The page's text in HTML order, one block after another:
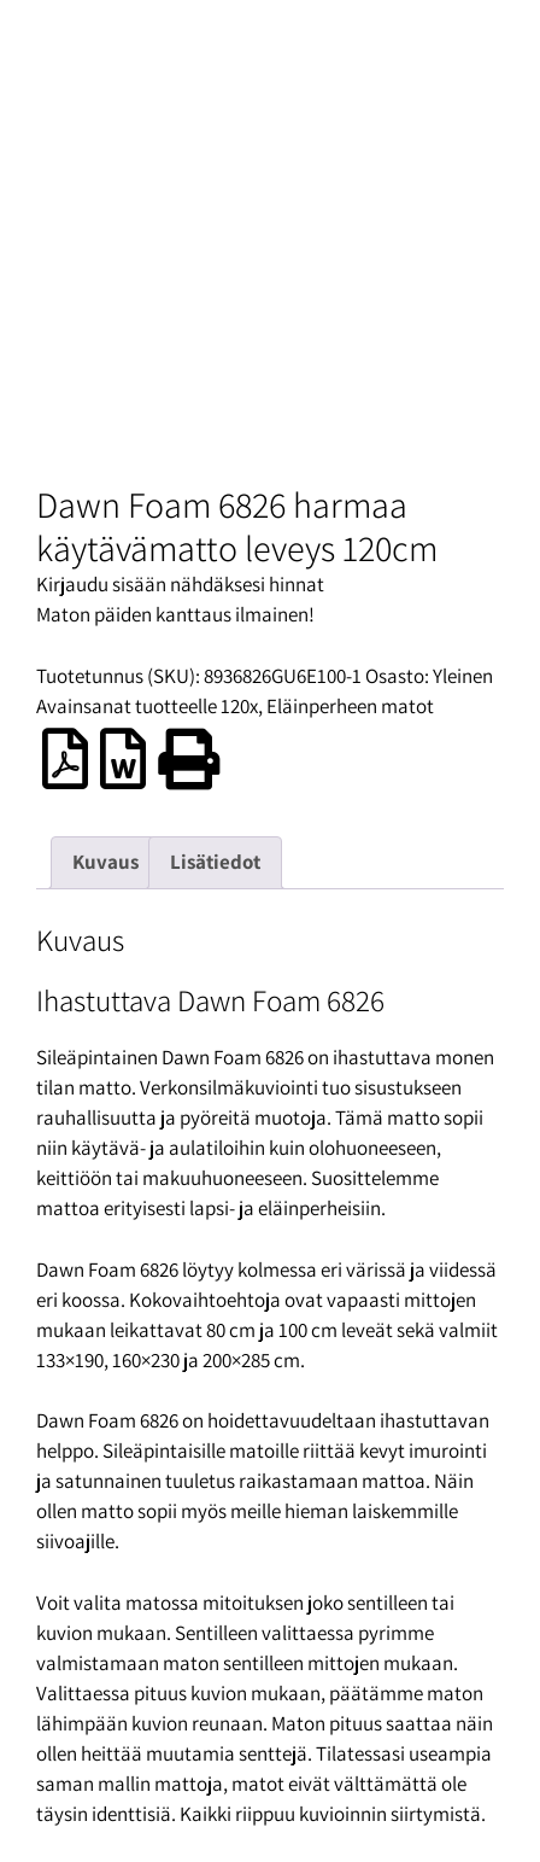
Dawn Foam 6826 harmaa
käytävämatto leveys 120cm
Kirjaudu sisään nähdäksesi hinnat
Maton päiden kanttaus ilmainen!
Tuotetunnus (SKU):8936826GU6E100-1 Osasto:Yleinen
Avainsanat tuotteelle120x,Eläinperheen matot
Kuvaus Lisätiedot
Kuvaus
Ihastuttava Dawn Foam 6826
Sileäpintainen Dawn Foam 6826 on ihastuttava monen
tilan matto. Verkonsilmäkuviointi tuo sisustukseen
rauhallisuutta ja pyöreitä muotoja. Tämä matto sopii
niin käytävä- ja aulatiloihin kuin olohuoneeseen,
keittiöön tai makuuhuoneeseen. Suosittelemme
mattoa erityisesti lapsi- ja eläinperheisiin.
Dawn Foam 6826 löytyy kolmessa eri värissä ja viidessä
eri koossa. Kokovaihtoehtoja ovat vapaasti mittojen
mukaan leikattavat 80 cm ja 100 cm leveät sekä valmiit
133×190, 160×230 ja 200×285 cm.
Dawn Foam 6826 on hoidettavuudeltaan ihastuttavan
helppo. Sileäpintaisille matoille riittää kevyt imurointi
ja satunnainen tuuletus raikastamaan mattoa. Näin
ollen matto sopii myös meille hieman laiskemmille
siivoajille.
Voit valita matossa mitoituksen joko sentilleen tai
kuvion mukaan. Sentilleen valittaessa pyrimme
valmistamaan maton sentilleen mittojen mukaan.
Valittaessa pituus kuvion mukaan, päätämme maton
lähimpään kuvion reunaan. Maton pituus saattaa näin
ollen heittää muutamia senttejä. Tilatessasi useampia
saman mallin mattoja, matot eivät välttämättä ole
täysin identtisiä. Kaikki riippuu kuvioinnin siirtymistä.